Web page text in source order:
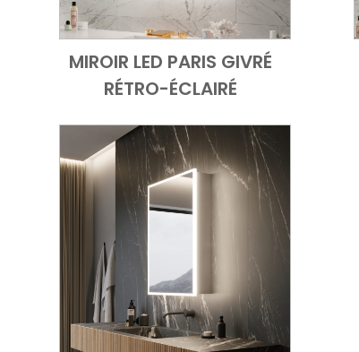
Add to Cart
Vue d'ensemble
MIROIR LED PARIS GIVRÉ
RÉTRO-ÉCLAIRÉ